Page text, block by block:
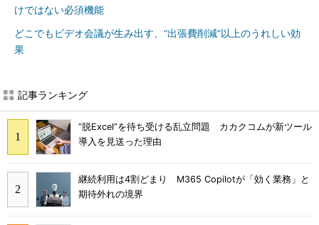
けではない必須機能
どこでもビデオ会議が生み出す、“出張費削減”以上のうれしい効
果
記事ランキング
“脱Excel”を待ち受ける乱立問題 カカクコムが新ツール
導入を見送った理由
継続利用は4割どまり M365 Copilotが「効く業務」と
期待外れの境界